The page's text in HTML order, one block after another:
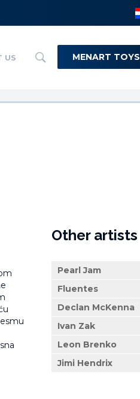
US MENART TOYS
Other artists
Pearl Jam
Fluentes
Declan McKenna
Ivan Zak
Leon Brenko
Jimi Hendrix